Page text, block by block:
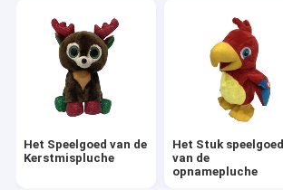
Herinneringsstuk speelgoed
Pluche Toy Backpacks
Decoratieve Gevulde Dieren
Het Kussen van het pluchehoofdkussen
Het Speelgoed van de
Kerstmispluche
Het Stuk speelgoed
van de
opnamepluche